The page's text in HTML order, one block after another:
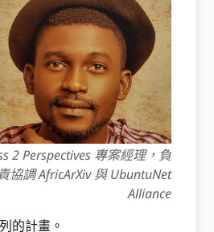
2 Perspectives 專案經理，負
責協調 AfricArXiv 與 UbuntuNet
Alliance
的計畫。